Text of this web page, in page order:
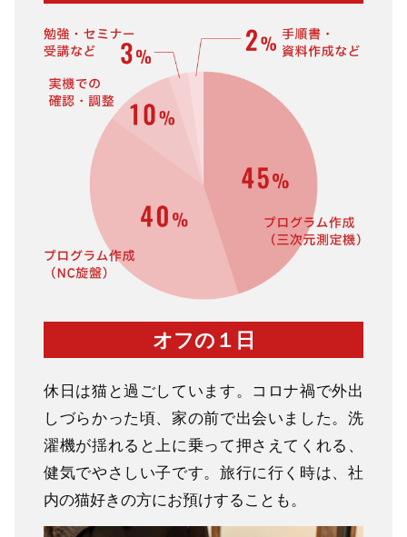
オフの１日
休日は猫と過ごしています。コロナ禍で外出
しづらかった頃、家の前で出会いました。洗
濯機が揺れると上に乗って押さえてくれる、
健気でやさしい子です。旅行に行く時は、社
内の猫好きの方にお預けすることも。